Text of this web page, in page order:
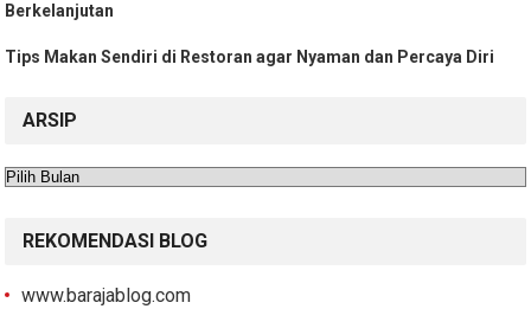
Berkelanjutan
Tips Makan Sendiri di Restoran agar Nyaman dan Percaya Diri
ARSIP
Arsip
REKOMENDASI BLOG
www.barajablog.com